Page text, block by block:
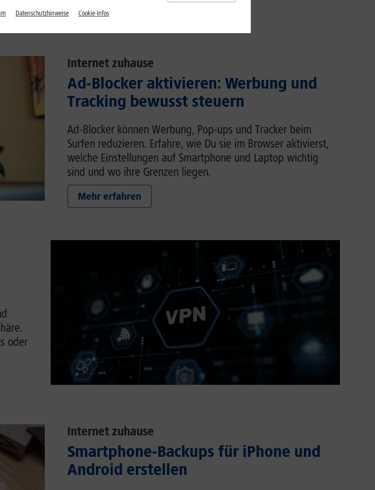
Internet zuhause
Ad-Blocker aktivieren: Werbung und
Tracking bewusst steuern
Ad-Blocker können Werbung, Pop-ups und Tracker beim
Surfen reduzieren. Erfahre, wie Du sie im Browser aktivierst,
welche Einstellungen auf Smartphone und Laptop wichtig
sind und wo ihre Grenzen liegen.
Mehr erfahren
oder
Internet zuhause
Smartphone-Backups für iPhone und
Android erstellen
Datenschutzhinweise Cookie-Infos